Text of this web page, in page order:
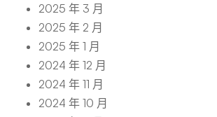
2025 年 3 月
2025 年 2 月
2025 年 1 月
2024 年 12 月
2024 年 11 月
2024 年 10 月